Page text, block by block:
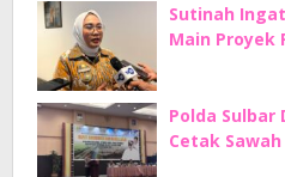
Sutinah
Main Proyek
Polda Sulbar
Cetak